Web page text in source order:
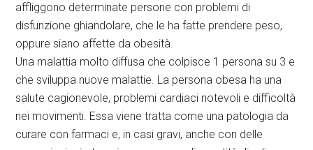
affliggono determinate persone con problemi di
disfunzione ghiandolare, che le ha fatte prendere peso,
oppure siano affette da obesità.
Una malattia molto diffusa che colpisce 1 persona su 3 e
che sviluppa nuove malattie. La persona obesa ha una
salute cagionevole, problemi cardiaci notevoli e difficoltà
nei movimenti. Essa viene tratta come una patologia da
curare con farmaci e, in casi gravi, anche con delle